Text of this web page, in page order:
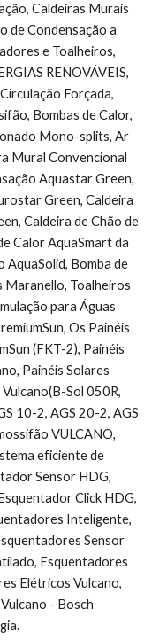
Caldeiras Murais
de Condensação a
e Toalheiros,
RENOVÁVEIS,
Forçada,
Bombas de Calor,
Mono-splits, Ar
Mural Convencional
Aquastar Green,
Green, Caldeira
Caldeira de Chão de
Calor AquaSmart da
AquaSolid, Bomba de
Maranello, Toalheiros
para Águas
Os Painéis
(FKT-2), Painéis
Painéis Solares
Sol 050R,
10-2, AGS 20-2, AGS
VULCANO,
eficiente de
Sensor HDG,
Click HDG,
Inteligente,
Sensor
Esquentadores
Elétricos Vulcano,
- Bosch